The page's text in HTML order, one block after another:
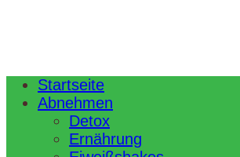
Startseite
Abnehmen
Detox
Ernährung